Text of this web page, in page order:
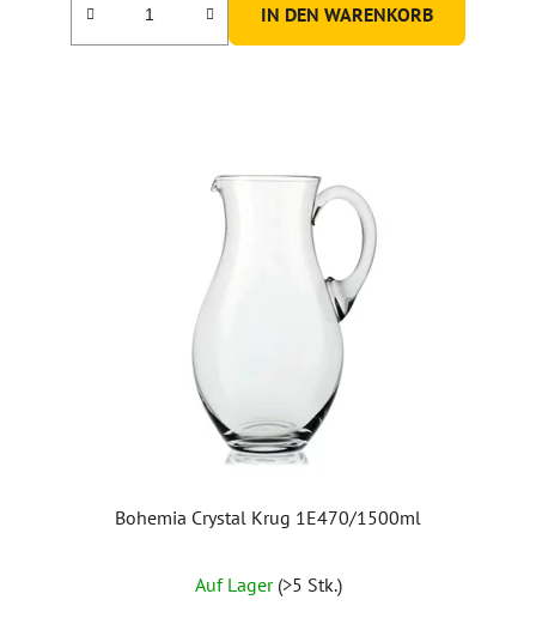
IN DEN WARENKORB
Bohemia Crystal Krug 1E470/1500ml
Auf Lager (>5 Stk.)